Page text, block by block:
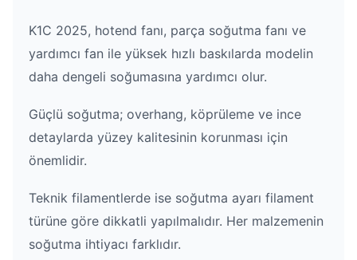
K1C 2025, hotend fanı, parça soğutma fanı ve
yardımcı fan ile yüksek hızlı baskılarda modelin
daha dengeli soğumasına yardımcı olur.
Güçlü soğutma; overhang, köprüleme ve ince
detaylarda yüzey kalitesinin korunması için
önemlidir.
Teknik filamentlerde ise soğutma ayarı filament
türüne göre dikkatli yapılmalıdır. Her malzemenin
soğutma ihtiyacı farklıdır.